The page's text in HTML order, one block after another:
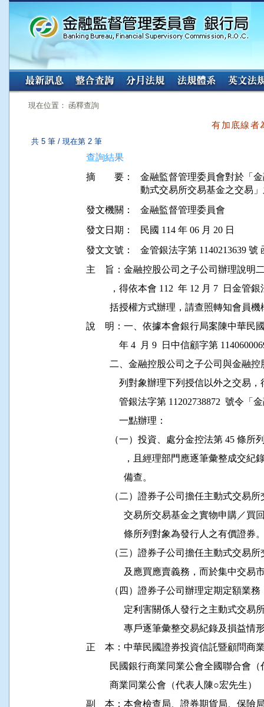
:::
現在位置： 函釋查詢
有加底線者
共 5 筆 / 現在第 2 筆
查詢結果
摘 要：
金融監督管理委員會對於「
發文機關：
金融監督管理委員會
發文日期：
民國 114 年 06 月 20 日
發文文號：
金管銀法字第 1140213639 號
主    旨：金融控股公司之子公司辦理說明
，得依本會 112  年 12 月 7  日金
括授權方式辦理，請查照轉知會員
說    明：一、依據本會銀行局案陳中華民
年 4  月 9  日中信顧字第
二、金融控股公司之子公司與金
列對象辦理下列授信以外之交易
管銀法字第 11202738872  號令
              一點辦理：
（一）投資、處分金控法第 45
，且經理部門應逐筆彙整成
                備查。
（二）證券子公司擔任主動式交
交易所交易基金之實物申購
條所列對象為發行人之有價證券
（三）證券子公司擔任主動式交
及應買應賣義務，而於集中
（四）證券子公司辦理定期定額
定利害關係人發行之主動式
專戶逐筆彙整交易紀錄及損
正    本：中華民國證券投資信託暨顧問商
民國銀行商業同業公會全國聯合
          商業同業公會（代表人陳○宏先生）